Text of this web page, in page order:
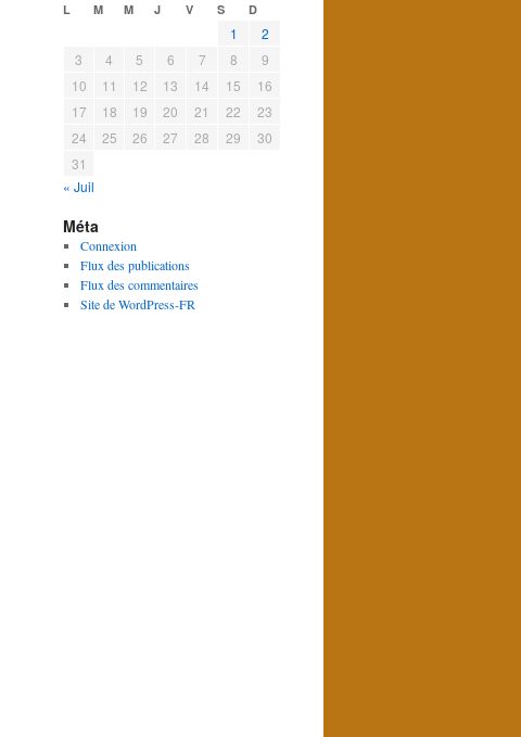
L M M J V S D
1
2
3
4 5 6 7 8
9
10
11 12 13 14 15
16
17
18 19 20 21 22
23
24
25 26 27 28 29
30
31
« Juil
Méta
Connexion
Flux des publications
Flux des commentaires
Site de WordPress-FR